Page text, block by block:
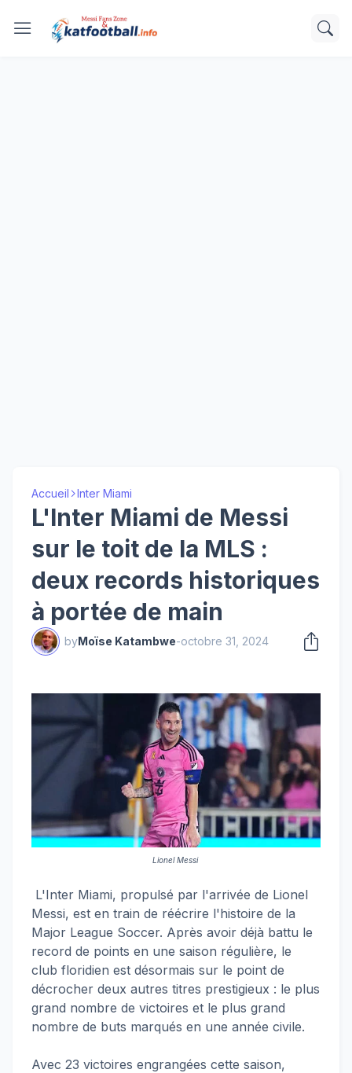
Accueil Inter Miami
L'Inter Miami de Messi
sur le toit de la MLS :
deux records historiques
à portée de main
byMoïse Katambwe-octobre 31, 2024
Lionel Messi
L'Inter Miami, propulsé par l'arrivée de Lionel
Messi, est en train de réécrire l'histoire de la
Major League Soccer. Après avoir déjà battu le
record de points en une saison régulière, le
club floridien est désormais sur le point de
décrocher deux autres titres prestigieux : le plus
grand nombre de victoires et le plus grand
nombre de buts marqués en une année civile.
Avec 23 victoires engrangées cette saison,